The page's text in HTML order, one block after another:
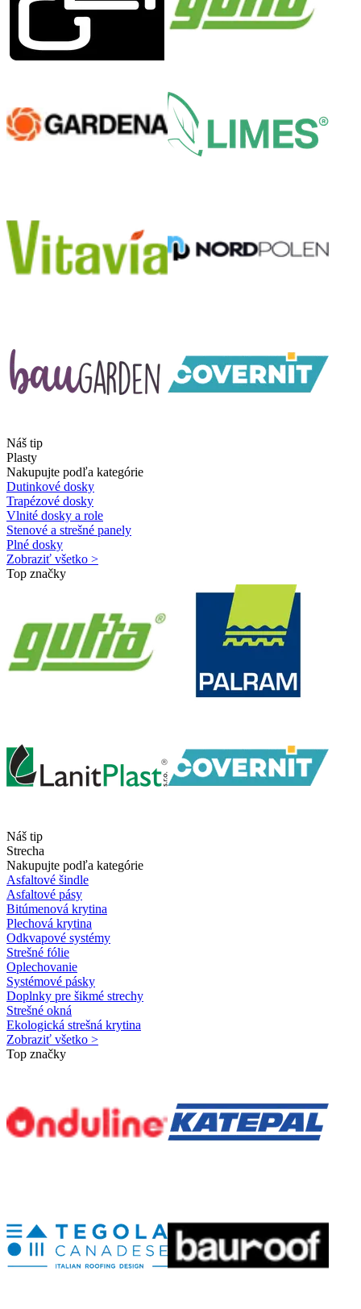
Náš tip
Plasty
Nakupujte podľa kategórie
Dutinkové dosky
Trapézové dosky
Vlnité dosky a role
Stenové a strešné panely
Plné dosky
Zobraziť všetko >
Top značky
Náš tip
Strecha
Nakupujte podľa kategórie
Asfaltové šindle
Asfaltové pásy
Bitúmenová krytina
Plechová krytina
Odkvapové systémy
Strešné fólie
Oplechovanie
Systémové pásky
Doplnky pre šikmé strechy
Strešné okná
Ekologická strešná krytina
Zobraziť všetko >
Top značky